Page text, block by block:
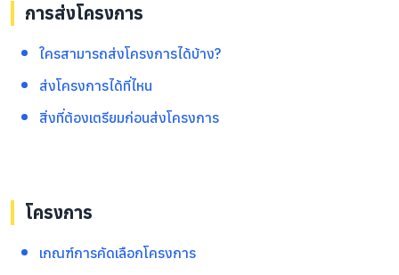
FAQ Donor
Contact
COCON (304 Room) 3/F The Seasons Mall,
การส่งโครงการ
ใครสามารถส่งโครงการได้บ้าง?
ส่งโครงการได้ที่ไหน
สิ่งที่ต้องเตรียมก่อนส่งโครงการ
โครงการ
เกณฑ์การคัดเลือกโครงการ